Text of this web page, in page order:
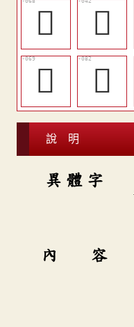
󱉡
󱉋
󱉢
󱉭
說 明
異 體 字
內 容